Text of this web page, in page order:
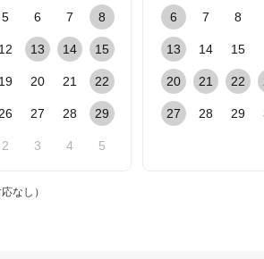
5 6 7 8
12 13 14 15
19 20 21 22
26 27 28 29
2 3 4 5
6 7 8
13 14 15
20 21 22
27 28 29
なし）